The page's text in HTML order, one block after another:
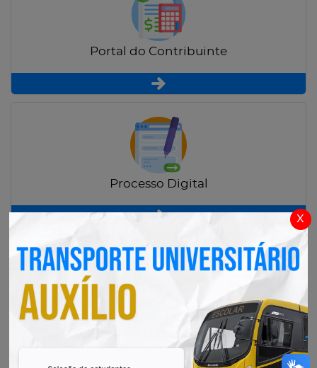
x
Portal do Contribuinte
Processo Digital
Radar Transparência Pública